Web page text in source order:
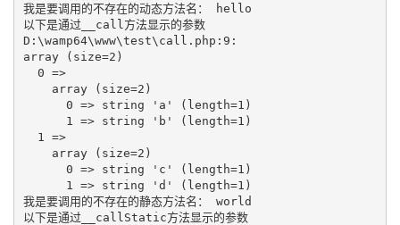
我是要调用的不存在的动态方法名： hello
以下是通过__call方法显示的参数
D:\wamp64\www\test\call.php:9:
array (size=2)
  0 =>
    array (size=2)
      0 => string 'a' (length=1)
      1 => string 'b' (length=1)
  1 =>
    array (size=2)
      0 => string 'c' (length=1)
      1 => string 'd' (length=1)
我是要调用的不存在的静态方法名： world
以下是通过__callStatic方法显示的参数